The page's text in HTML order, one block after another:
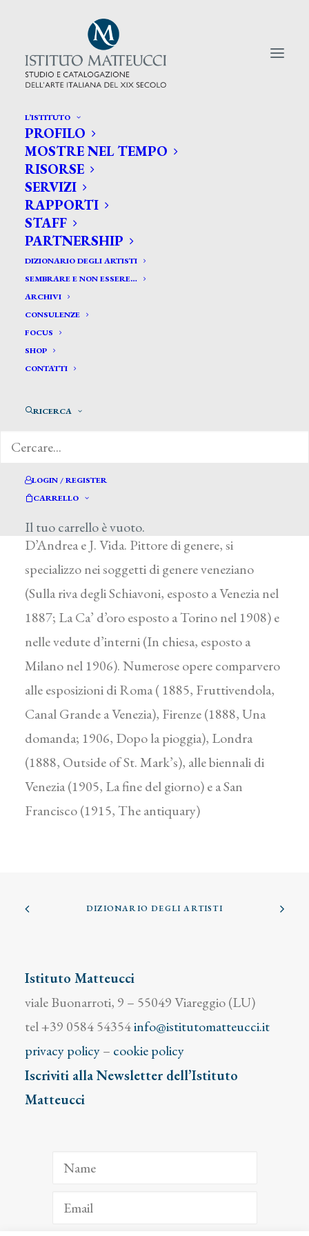
L’ISTITUTO
PROFILO
MOSTRE NEL TEMPO
RISORSE
SERVIZI
RAPPORTI
STAFF
PARTNERSHIP
DIZIONARIO DEGLI ARTISTI
SEMBRARE E NON ESSERE…
ARCHIVI
CONSULENZE
FOCUS
SHOP
CONTATTI
RICERCA
LOGIN / REGISTER
CARRELLO
Il tuo carrello è vuoto.
CERCA TRA GLI ARTISTI:
Search
for:
Vianello Cesare *
VIANELLO CESARE
Venezia 1862 ca. – dopo il 1915
Si formò all’Accademia di Venezia che frequentò
dal 1874 al 1881, nei corsi di L. Cadorin, J.
D’Andrea e J. Vida. Pittore di genere, si
specializzo nei soggetti di genere veneziano
(Sulla riva degli Schiavoni, esposto a Venezia nel
1887; La Ca’ d’oro esposto a Torino nel 1908) e
nelle vedute d’interni (In chiesa, esposto a
Milano nel 1906). Numerose opere comparvero
alle esposizioni di Roma ( 1885, Fruttivendola,
Canal Grande a Venezia), Firenze (1888, Una
domanda; 1906, Dopo la pioggia), Londra
(1888, Outside of St. Mark’s), alle biennali di
Venezia (1905, La fine del giorno) e a San
Francisco (1915, The antiquary)
DIZIONARIO DEGLI ARTISTI
Istituto Matteucci
viale Buonarroti, 9 – 55049 Viareggio (LU)
tel +39 0584 54354info@istitutomatteucci.it
privacy policy– cookie policy
Iscriviti alla Newsletter dell’Istituto
Matteucci